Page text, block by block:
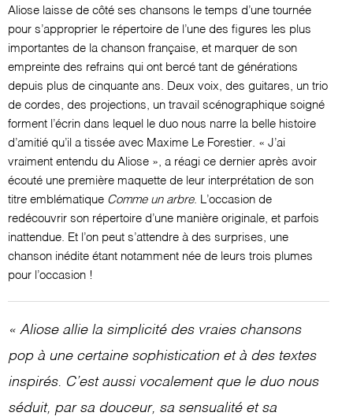
Aliose laisse de côté ses chansons le temps d’une tournée
pour s’approprier le répertoire de l’une des figures les plus
importantes de la chanson française, et marquer de son
empreinte des refrains qui ont bercé tant de générations
depuis plus de cinquante ans. Deux voix, des guitares, un trio
de cordes, des projections, un travail scénographique soigné
forment l’écrin dans lequel le duo nous narre la belle histoire
d’amitié qu’il a tissée avec Maxime Le Forestier. « J’ai
vraiment entendu du Aliose », a réagi ce dernier après avoir
écouté une première maquette de leur interprétation de son
titre emblématique Comme un arbre. L’occasion de
redécouvrir son répertoire d’une manière originale, et parfois
inattendue. Et l’on peut s’attendre à des surprises, une
chanson inédite étant notamment née de leurs trois plumes
pour l’occasion !
« Aliose allie la simplicité des vraies chansons
pop à une certaine sophistication et à des textes
inspirés. C’est aussi vocalement que le duo nous
séduit, par sa douceur, sa sensualité et sa